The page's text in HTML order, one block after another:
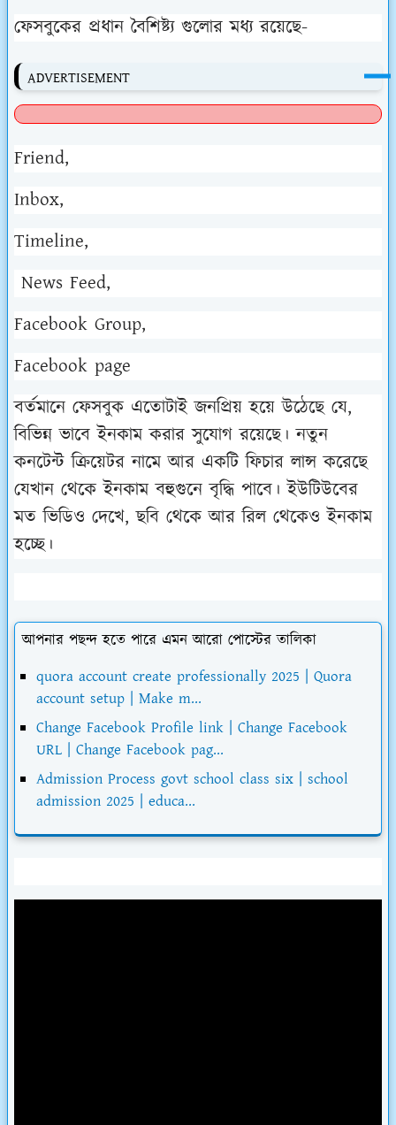
ফেসবুকের প্রধান বৈশিষ্ট্য গুলোর মধ্য রয়েছে-
ADVERTISEMENT
Friend,
Inbox,
Timeline,
News Feed,
Facebook Group,
Facebook page
বর্তমানে ফেসবুক এতোটাই জনপ্রিয় হয়ে উঠেছে যে,
বিভিন্ন ভাবে ইনকাম করার সুযোগ রয়েছে। নতুন
কনটেন্ট ক্রিয়েটর নামে আর একটি ফিচার লান্স করেছে
যেখান থেকে ইনকাম বহুগুনে বৃদ্ধি পাবে। ইউটিউবের
মত ভিডিও দেখে, ছবি থেকে আর রিল থেকেও ইনকাম
হচ্ছে।
আপনার পছন্দ হতে পারে এমন আরো পোস্টের তালিকা
quora account create professionally 2025 | Quora
account setup | Make m...
Change Facebook Profile link | Change Facebook
URL | Change Facebook pag...
Admission Process govt school class six | school
admission 2025 | educa...